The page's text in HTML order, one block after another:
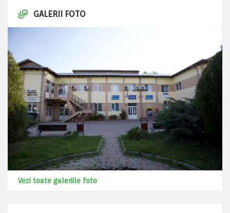
GALERII FOTO
Vezi toate galeriile foto